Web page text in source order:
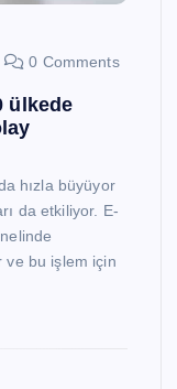
0 Comments
ülkede
hızla büyüyor
da etkiliyor. E-
ve bu işlem için